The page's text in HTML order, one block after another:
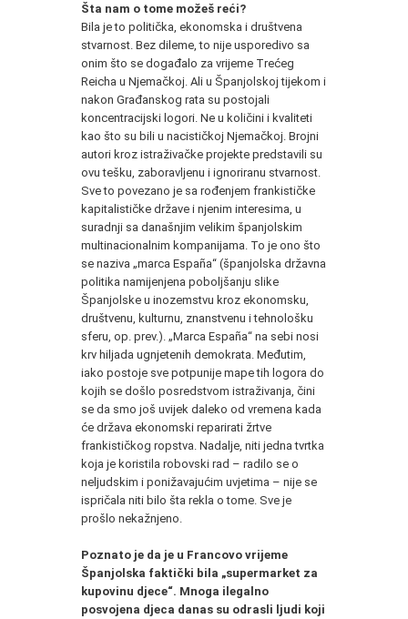
Šta nam o tome možeš reći?
Bila je to politička, ekonomska i društvena
stvarnost. Bez dileme, to nije usporedivo sa
onim što se događalo za vrijeme Trećeg
Reicha u Njemačkoj. Ali u Španjolskoj tijekom i
nakon Građanskog rata su postojali
koncentracijski logori. Ne u količini i kvaliteti
kao što su bili u nacističkoj Njemačkoj. Brojni
autori kroz istraživačke projekte predstavili su
ovu tešku, zaboravljenu i ignoriranu stvarnost.
Sve to povezano je sa rođenjem frankističke
kapitalističke države i njenim interesima, u
suradnji sa današnjim velikim španjolskim
multinacionalnim kompanijama. To je ono što
se naziva „marca España“ (španjolska državna
politika namijenjena poboljšanju slike
Španjolske u inozemstvu kroz ekonomsku,
društvenu, kulturnu, znanstvenu i tehnološku
sferu, op. prev.). „Marca España“ na sebi nosi
krv hiljada ugnjetenih demokrata. Međutim,
iako postoje sve potpunije mape tih logora do
kojih se došlo posredstvom istraživanja, čini
se da smo još uvijek daleko od vremena kada
će država ekonomski reparirati žrtve
frankističkog ropstva. Nadalje, niti jedna tvrtka
koja je koristila robovski rad – radilo se o
neljudskim i ponižavajućim uvjetima – nije se
ispričala niti bilo šta rekla o tome. Sve je
prošlo nekažnjeno.
Poznato je da je u Francovo vrijeme
Španjolska faktički bila „supermarket za
kupovinu djece“. Mnoga ilegalno
posvojena djeca danas su odrasli ljudi koji